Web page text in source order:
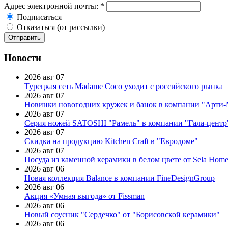
Адрес электронной почты: *
Подписаться
Отказаться (от рассылки)
Новости
2026 авг 07
Турецкая сеть Madame Coco уходит с российского рынка
2026 авг 07
Новинки новогодних кружек и банок в компании
2026 авг 07
Серия ножей SATOSHI "Рамель" в компании "Гала-
2026 авг 07
Скидка на продукцию Kitchen Craft в "Евродоме"
2026 авг 07
Посуда из каменной керамики в белом цвете от Sela Home
2026 авг 06
Новая коллекция Balance в компании FineDesignGroup
2026 авг 06
Акция «Умная выгода» от Fissman
2026 авг 06
Новый соусник "Сердечко" от "Борисовской керамики"
2026 авг 06